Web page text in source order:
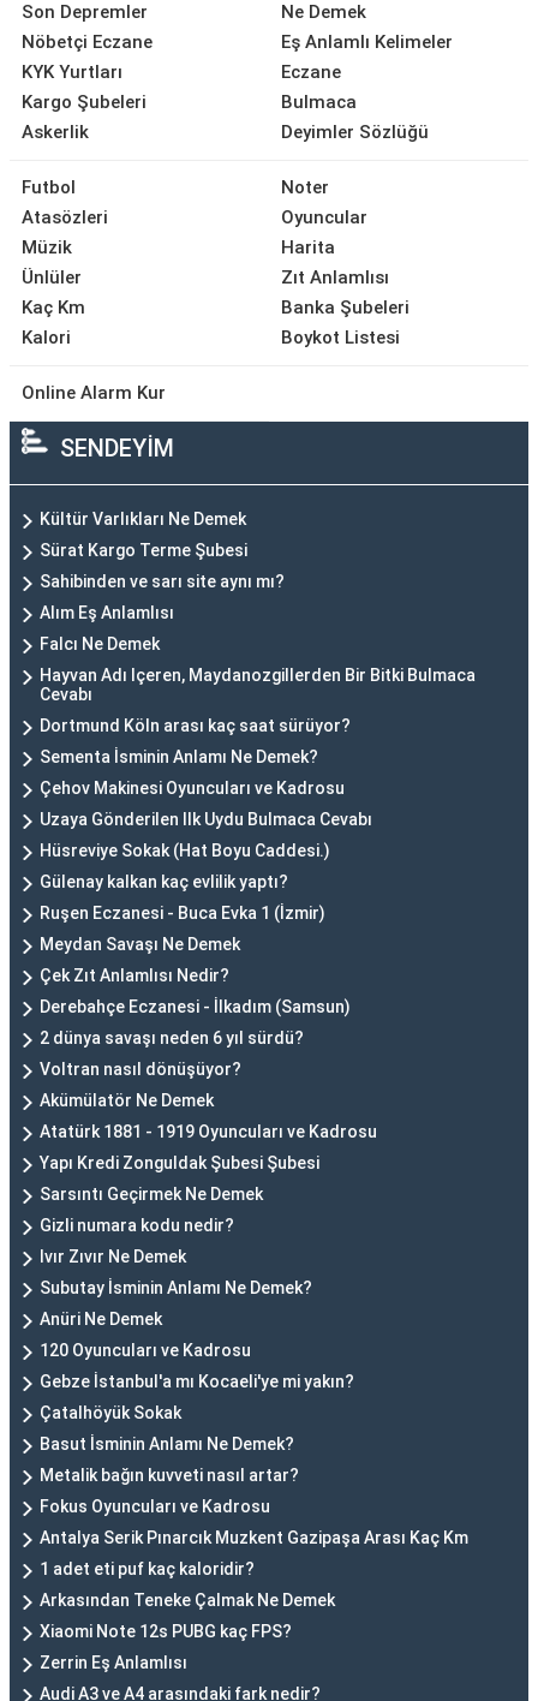
Son Depremler
Nöbetçi Eczane
KYK Yurtları
Kargo Şubeleri
Askerlik
Ne Demek
Eş Anlamlı Kelimeler
Eczane
Bulmaca
Deyimler Sözlüğü
Futbol
Atasözleri
Müzik
Ünlüler
Kaç Km
Kalori
Noter
Oyuncular
Harita
Zıt Anlamlısı
Banka Şubeleri
Boykot Listesi
Online Alarm Kur
SENDEYİM
Kültür Varlıkları Ne Demek
Sürat Kargo Terme Şubesi
Sahibinden ve sarı site aynı mı?
Alım Eş Anlamlısı
Falcı Ne Demek
Hayvan Adı Içeren, Maydanozgillerden Bir Bitki Bulmaca
Cevabı
Dortmund Köln arası kaç saat sürüyor?
Sementa İsminin Anlamı Ne Demek?
Çehov Makinesi Oyuncuları ve Kadrosu
Uzaya Gönderilen Ilk Uydu Bulmaca Cevabı
Hüsreviye Sokak (Hat Boyu Caddesi.)
Gülenay kalkan kaç evlilik yaptı?
Ruşen Eczanesi - Buca Evka 1 (İzmir)
Meydan Savaşı Ne Demek
Çek Zıt Anlamlısı Nedir?
Derebahçe Eczanesi - İlkadım (Samsun)
2 dünya savaşı neden 6 yıl sürdü?
Voltran nasıl dönüşüyor?
Akümülatör Ne Demek
Atatürk 1881 - 1919 Oyuncuları ve Kadrosu
Yapı Kredi Zonguldak Şubesi Şubesi
Sarsıntı Geçirmek Ne Demek
Gizli numara kodu nedir?
Ivır Zıvır Ne Demek
Subutay İsminin Anlamı Ne Demek?
Anüri Ne Demek
120 Oyuncuları ve Kadrosu
Gebze İstanbul'a mı Kocaeli'ye mi yakın?
Çatalhöyük Sokak
Basut İsminin Anlamı Ne Demek?
Metalik bağın kuvveti nasıl artar?
Fokus Oyuncuları ve Kadrosu
Antalya Serik Pınarcık Muzkent Gazipaşa Arası Kaç Km
1 adet eti puf kaç kaloridir?
Arkasından Teneke Çalmak Ne Demek
Xiaomi Note 12s PUBG kaç FPS?
Zerrin Eş Anlamlısı
Audi A3 ve A4 arasındaki fark nedir?